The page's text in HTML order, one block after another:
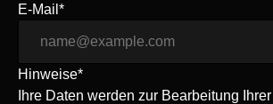
E-Mail*
Hinweise*
Ihre Daten werden zur Bearbeitung